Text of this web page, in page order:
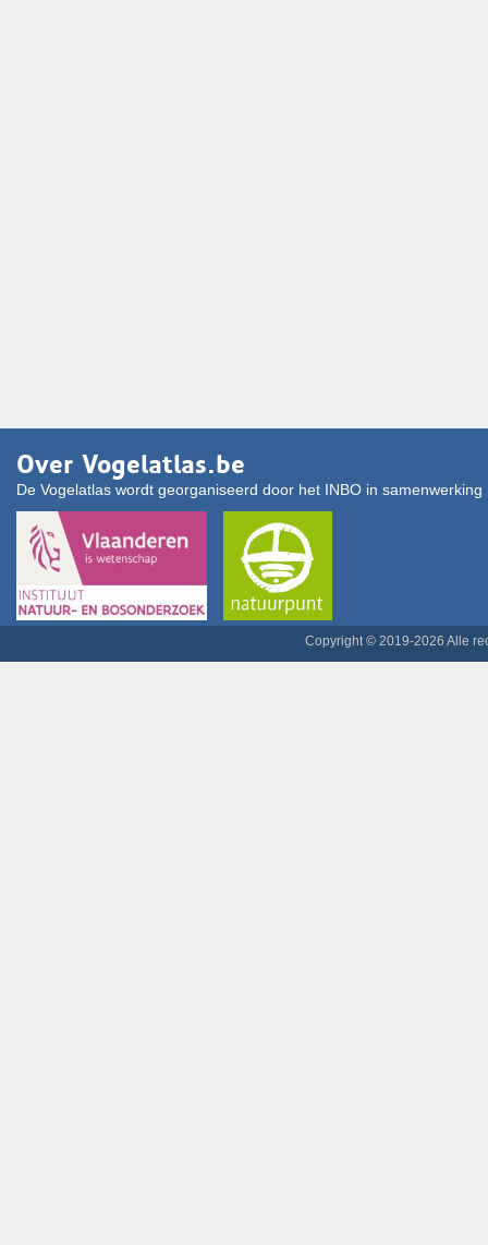
Over Vogelatlas.be
De Vogelatlas wordt georganiseerd door het INBO in
Copyright © 2019-2026 Alle